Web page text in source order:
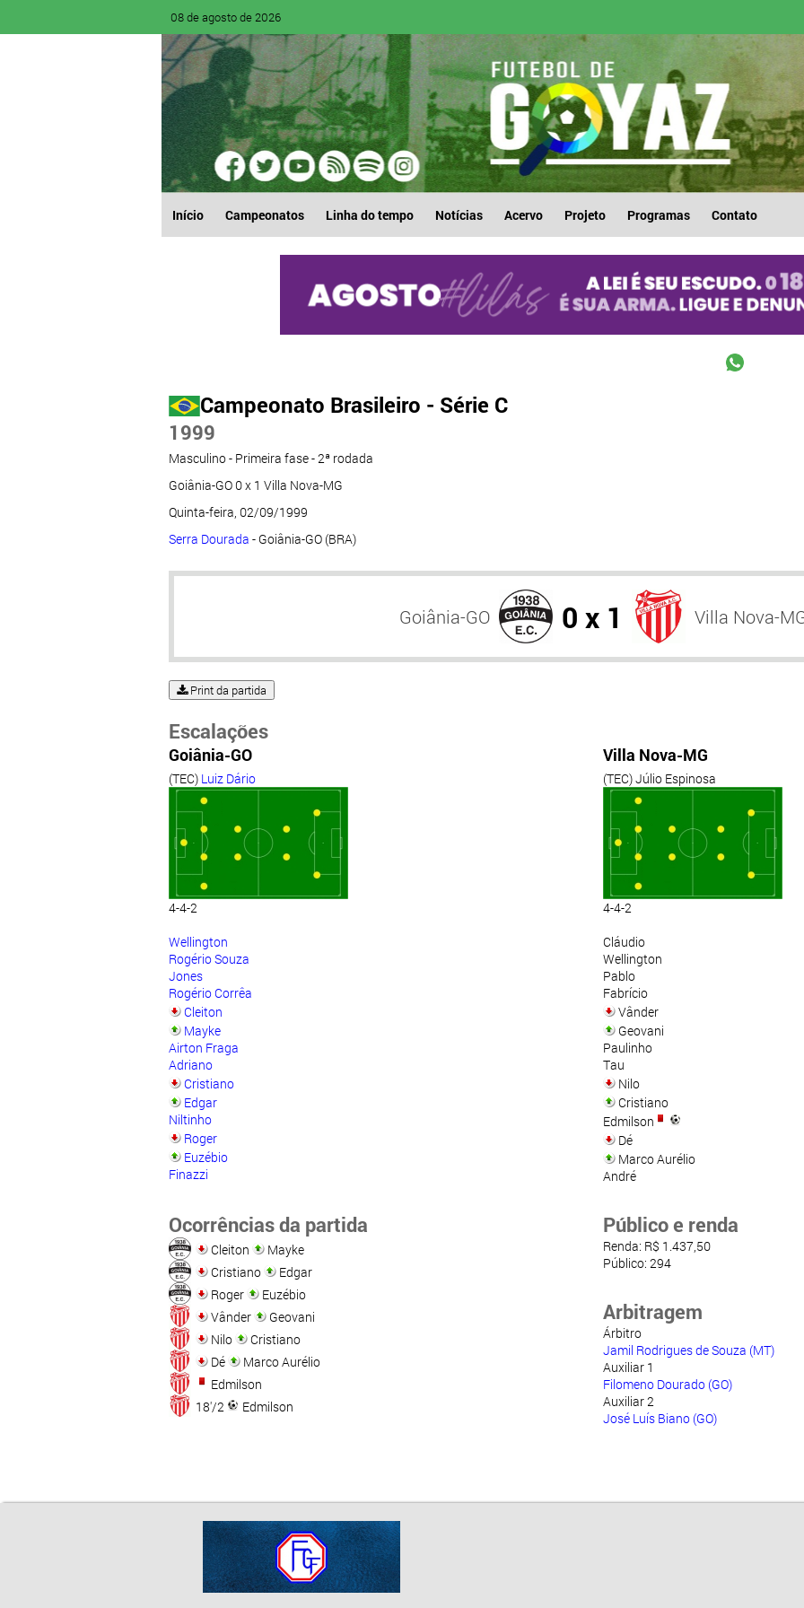
08 de agosto de 2026
Início Campeonatos Linha do tempo Notícias Acervo Projeto Programas Contato
Campeonato Brasileiro - Série C
1999
Masculino - Primeira fase - 2ª rodada
Goiânia-GO 0 x 1 Villa Nova-MG
Quinta-feira, 02/09/1999
Serra Dourada - Goiânia-GO (BRA)
Goiânia-GO 0 x 1 Villa Nova-
Print da partida
Escalações
Goiânia-GO
(TEC) Luiz Dário
4-4-2
Wellington
Rogério Souza
Jones
Rogério Corrêa
Cleiton
Mayke
Airton Fraga
Adriano
Cristiano
Edgar
Niltinho
Roger
Euzébio
Finazzi
Villa Nova-MG
(TEC) Júlio Espinosa
4-4-2
Cláudio
Wellington
Pablo
Fabrício
Vânder
Geovani
Paulinho
Tau
Nilo
Cristiano
Edmilson
Dé
Marco Aurélio
André
Ocorrências da partida
Cleiton
Mayke
Cristiano
Edgar
Roger
Euzébio
Vânder
Geovani
Nilo
Cristiano
Dé
Marco Aurélio
Edmilson
18'/2
Edmilson
Público e renda
Renda: R$ 1.437,50
Público: 294
Arbitragem
Árbitro
Jamil Rodrigues de Souza (MT)
Auxiliar 1
Filomeno Dourado (GO)
Auxiliar 2
José Luís Biano (GO)